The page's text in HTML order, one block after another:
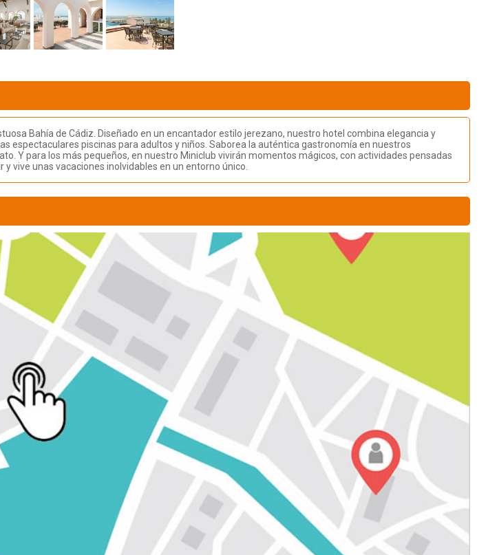
Bahía de Cádiz. Diseñado en un encantador estilo jerezano, nuestro hotel combina elegancia y
piscinas para adultos y niños. Saborea la auténtica gastronomía en nuestros
Y para los más pequeños, en nuestro Miniclub vivirán momentos mágicos, con actividades pensadas
vive unas vacaciones inolvidables en un entorno único.